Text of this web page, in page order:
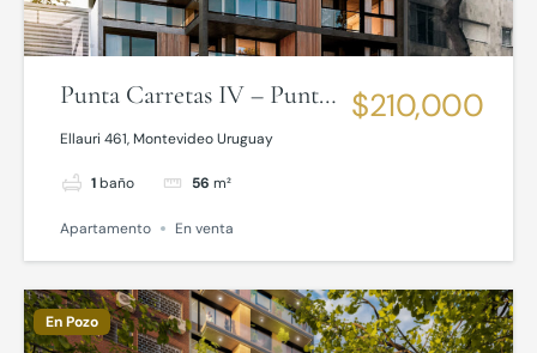
Punta Carretas IV – Punta
Carretas
Ellauri 461, Montevideo Uruguay
1baño 56 m²
$210,000
Apartamento En venta
En Pozo